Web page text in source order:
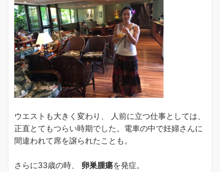
ウエストも大きく変わり、 人前に立つ仕事としては、
正直とてもつらい時期でした。電車の中で妊婦さんに
間違われて席を譲られたことも。
さらに33歳の時、 卵巣腫瘍を発症。